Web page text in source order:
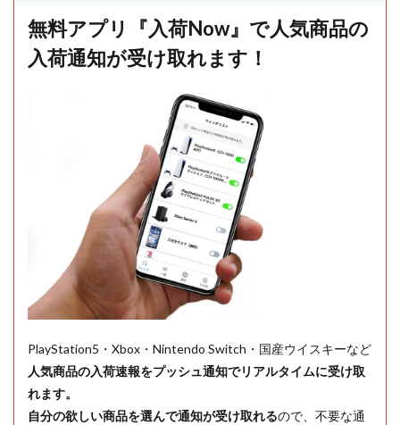
無料アプリ『入荷Now』で人気商品の
入荷通知が受け取れます！
PlayStation5・Xbox・Nintendo Switch・国産ウイスキーなど
人気商品の入荷速報をプッシュ通知でリアルタイムに受け取
れます。
自分の欲しい商品を選んで通知が受け取れるので、不要な通